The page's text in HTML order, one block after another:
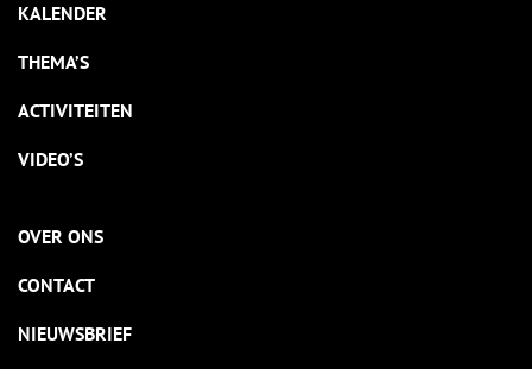
KALENDER
THEMA’S
ACTIVITEITEN
VIDEO’S
OVER ONS
CONTACT
NIEUWSBRIEF